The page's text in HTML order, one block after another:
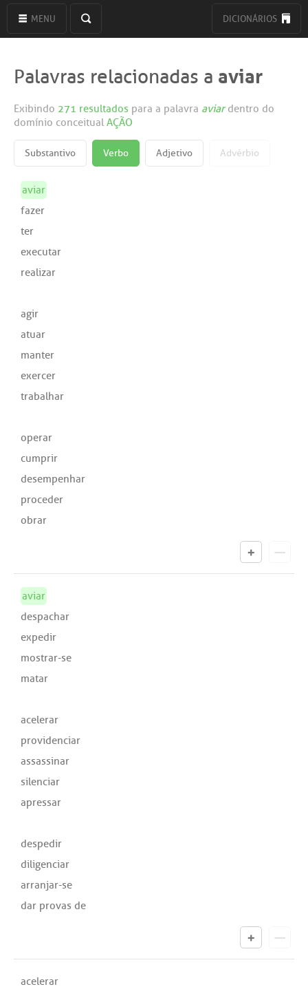
MENU DICIONÁRIOS
Palavras relacionadas a aviar
Exibindo 271 resultados para a palavra aviardentro do
domínio conceitual AÇÃO
Substantivo Verbo Adjetivo Advérbio
aviar
fazer
ter
executar
realizar
agir
atuar
manter
exercer
trabalhar
operar
cumprir
desempenhar
proceder
obrar
aviar
despachar
expedir
mostrar-se
matar
acelerar
providenciar
assassinar
silenciar
apressar
despedir
diligenciar
arranjar-se
dar provas de
acelerar